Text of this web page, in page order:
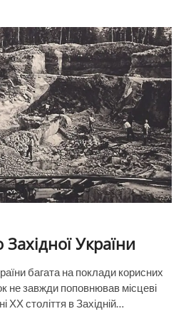
України
багата на поклади корисних
не завжди поповнював місцеві
ХХ століття в Західній…